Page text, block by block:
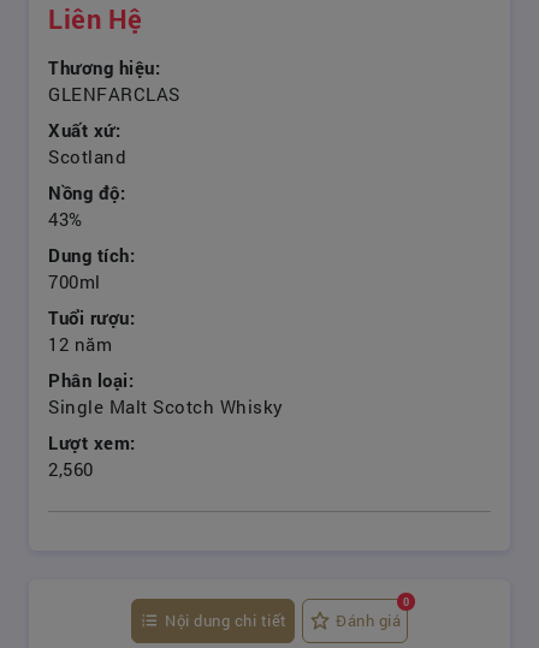
Liên Hệ
Thương hiệu:
GLENFARCLAS
Xuất xứ:
Scotland
Nồng độ:
43%
Dung tích:
700ml
Tuổi rượu:
12 năm
Phân loại:
Single Malt Scotch Whisky
Lượt xem:
2,560
Nội dung chi tiết Đánh giá
0